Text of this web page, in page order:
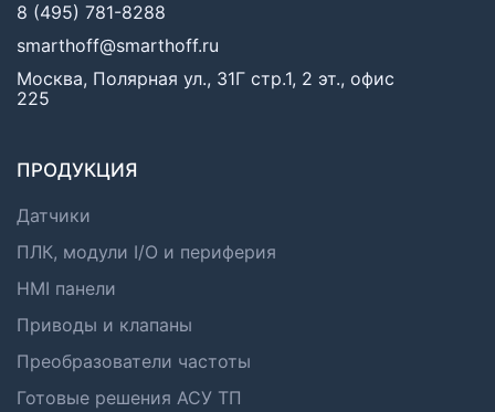
8 (495) 781-8288
smarthoff@smarthoff.ru
Москва, Полярная ул., 31Г стр.1, 2 эт., офис
225
ПРОДУКЦИЯ
Датчики
ПЛК, модули I/O и периферия
HMI панели
Приводы и клапаны
Преобразователи частоты
Готовые решения АСУ ТП